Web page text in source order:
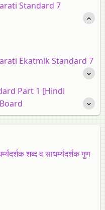
Standard 7
Ekatmik Standard 7
Part 1 [Hindi
शब्द व साधर्म्यदर्शक गुण